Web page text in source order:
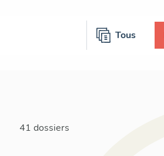
Tous
41 dossiers